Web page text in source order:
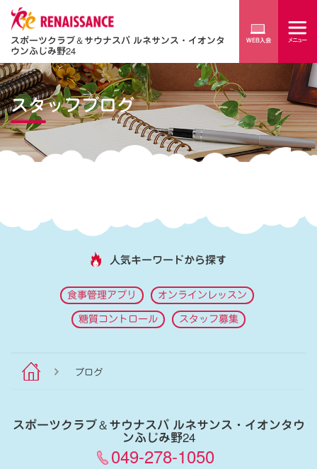
スポーツクラブ＆サウナスパ ルネサンス・イオンタ
ウンふじみ野24
スタッフブログ
人気キーワードから探す
食事管理アプリ オンラインレッスン
糖質コントロール スタッフ募集
ブログ
スポーツクラブ＆サウナスパ ルネサンス・イオンタウ
ンふじみ野24
049-278-1050